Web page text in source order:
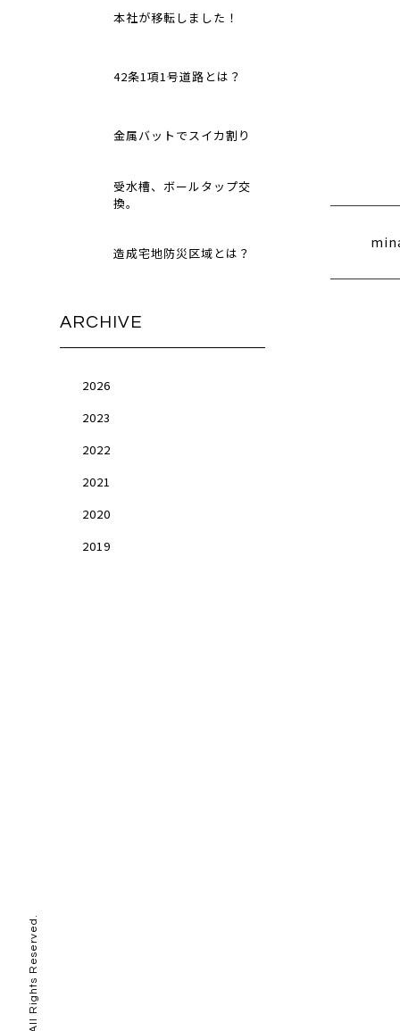
本社が移転しました！
42条1項1号道路とは？
金属バットでスイカ割り
受水槽、ボールタップ交
換。
造成宅地防災区域とは？
ARCHIVE
2026
2023
2022
2021
2020
2019